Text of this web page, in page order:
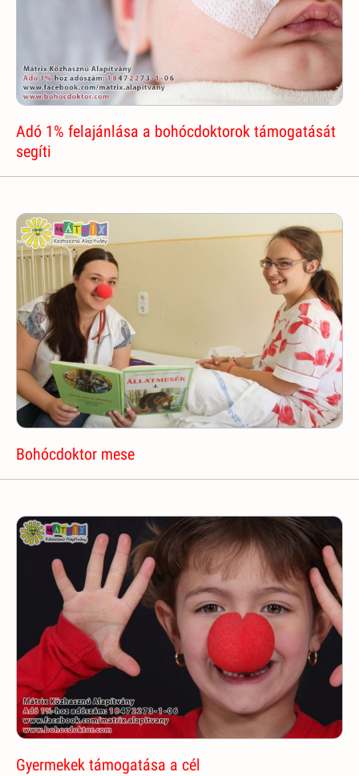
Adó 1% felajánlása a bohócdoktorok támogatását
segíti
Bohócdoktor mese
Gyermekek támogatása a cél